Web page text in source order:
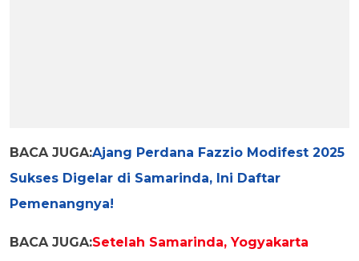
BACA JUGA:Ajang Perdana Fazzio Modifest 2025
Sukses Digelar di Samarinda, Ini Daftar
Pemenangnya!
BACA JUGA:Setelah Samarinda, Yogyakarta